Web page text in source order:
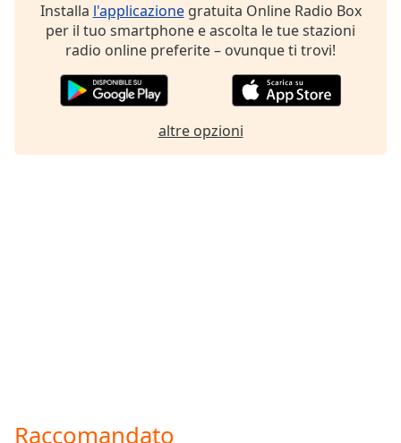
Installa l'applicazionegratuita Online Radio Box
per il tuo smartphone e ascolta le tue stazioni
radio online preferite – ovunque ti trovi!
altre opzioni
Raccomandato